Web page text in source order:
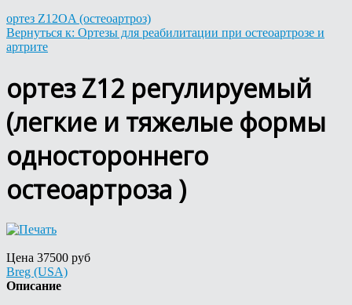
ортез Z12OA (остеоартроз)
Вернуться к: Ортезы для реабилитации при остеоартрозе и
артрите
ортез Z12 регулируемый
(легкие и тяжелые формы
одностороннего
остеоартроза )
Цена 37500 руб
Breg (USA)
Описание